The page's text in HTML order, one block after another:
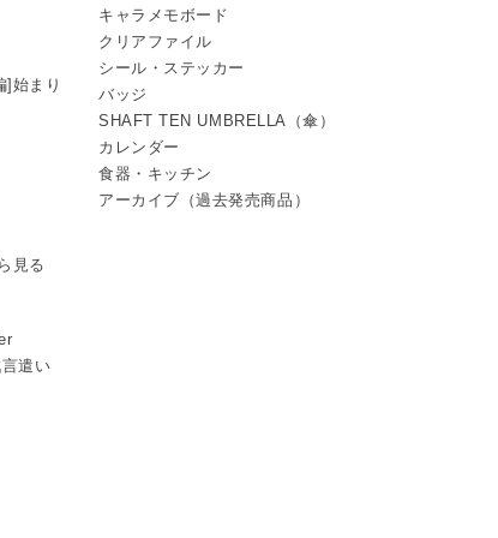
始まり
見る
遣い
キャラメモボード
クリアファイル
シール・ステッカー
バッジ
SHAFT TEN UMBRELLA（傘）
カレンダー
食器・キッチン
アーカイブ（過去発売商品）